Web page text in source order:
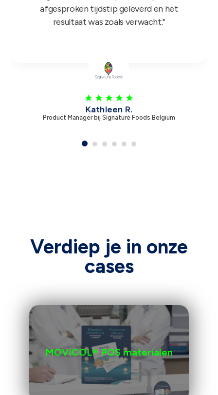
Product Manager bij Zambon
Verdiep je in onze
cases
MOVICOL® POS materialen